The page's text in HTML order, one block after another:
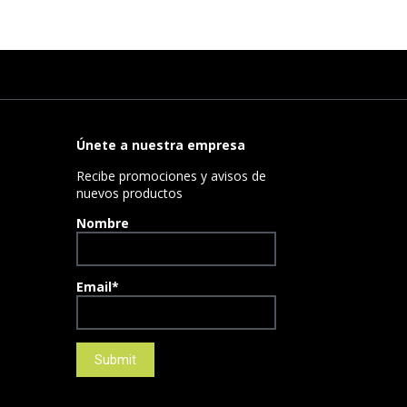
Únete a nuestra empresa
Recibe promociones y avisos de
nuevos productos
Nombre
Email*